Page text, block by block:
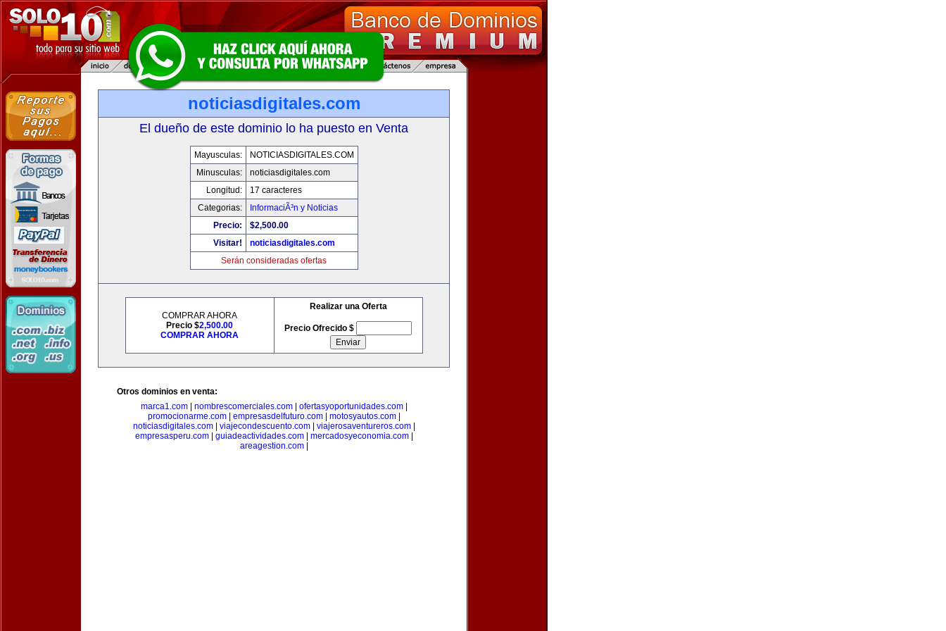
noticiasdigitales.com
El dueño de este dominio lo ha puesto en Venta
Mayusculas:
NOTICIASDIGITALES.COM
Minusculas:
noticiasdigitales.com
Longitud:
17 caracteres
Categorias:
InformaciÃ³n y Noticias
Precio:
$2,500.00
Visitar!
noticiasdigitales.com
Serán consideradas ofertas
COMPRAR AHORA
Precio $2,500.00
COMPRAR AHORA
Realizar una Oferta
Precio Ofrecido $
Otros dominios en venta:
marca1.com| nombrescomerciales.com| ofertasyoportunidades.com|
promocionarme.com| empresasdelfuturo.com| motosyautos.com|
noticiasdigitales.com| viajecondescuento.com| viajerosaventureros.com|
empresasperu.com| guiadeactividades.com| mercadosyeconomia.com|
areagestion.com|